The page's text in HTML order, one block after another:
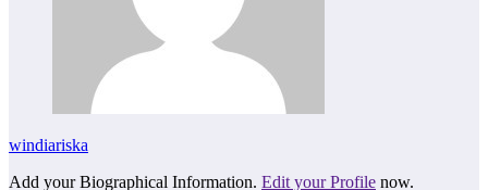
windiariska
Add your Biographical Information. Edit your Profile now.